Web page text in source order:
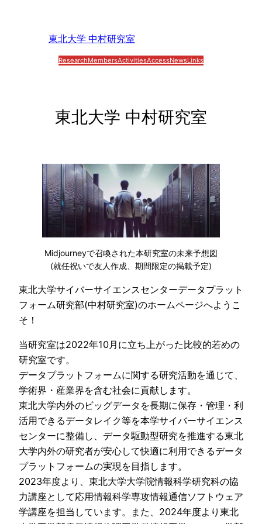
東北大学 中村研究室
ResearchMembersActivitiesAccessNewsLinks
東北大学 中村研究室
Midjourneyで召喚された本研究室の未来予想図
(就任祝いで友人作成、期間限定の掲載予定)
東北大学サイバーサイエンスセンターデータプラット
フォーム研究部(中村研究室)のホームページへようこ
そ！
当研究室は2022年10月に立ち上がった比較的若めの
研究室です。
データプラットフォームに関する研究活動を通じて、
学術界・産業界を含む社会に貢献します。
東北大学内外のビッグデータを長期に保存・管理・利
活用できるデータレイク等を本学サイバーサイエンス
センターに整備し、データ駆動型研究を推進する東北
大学内外の研究者が安心して快適に利用できるデータ
プラットフォームの実現を目指します。
2023年度より、東北大学大学院情報科学研究科の協
力講座として応用情報科学専攻情報通信ソフトウェア
学講座を担当しています。また、2024年度より東北